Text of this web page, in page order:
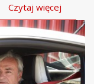
Czytaj więcej